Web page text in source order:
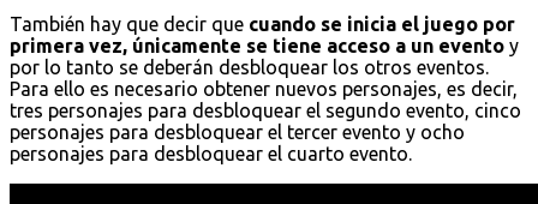
También hay que decir que cuando se inicia el juego por
primera vez, únicamente se tiene acceso a un evento y
por lo tanto se deberán desbloquear los otros eventos.
Para ello es necesario obtener nuevos personajes, es decir,
tres personajes para desbloquear el segundo evento, cinco
personajes para desbloquear el tercer evento y ocho
personajes para desbloquear el cuarto evento.